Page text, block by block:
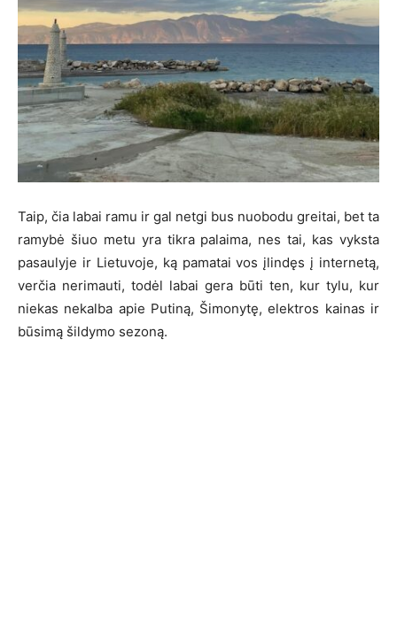
Taip, čia labai ramu ir gal netgi bus nuobodu greitai, bet ta
ramybė šiuo metu yra tikra palaima, nes tai, kas vyksta
pasaulyje ir Lietuvoje, ką pamatai vos įlindęs į internetą,
verčia nerimauti, todėl labai gera būti ten, kur tylu, kur
niekas nekalba apie Putiną, Šimonytę, elektros kainas ir
būsimą šildymo sezoną.